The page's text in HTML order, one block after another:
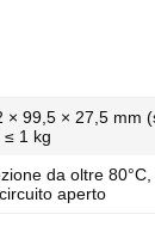
× 99,5 × 27,5 mm
≤ 1 kg
da oltre
aperto